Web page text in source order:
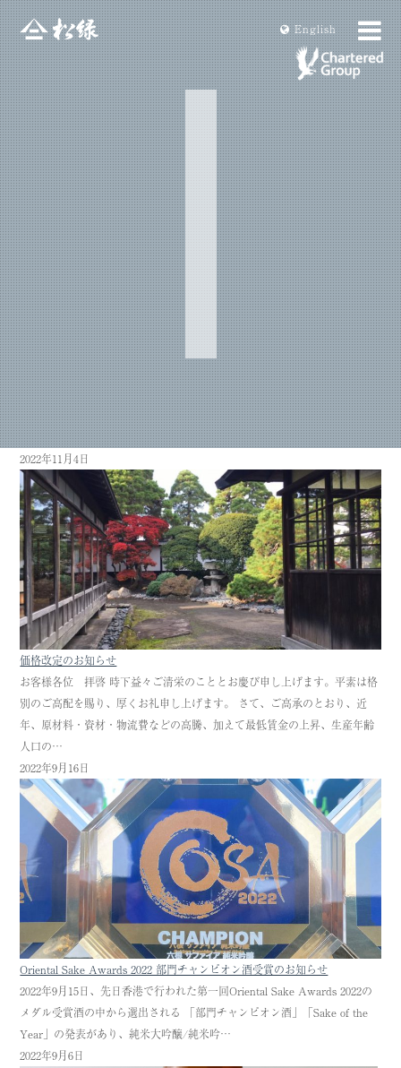
English
2022年11月4日
価格改定のお知らせ
お客様各位 拝啓 時下益々ご清栄のこととお慶び申し上げます。平素は格
別のご高配を賜り、厚くお礼申し上げます。 さて、ご高承のとおり、近
年、原材料・資材・物流費などの高騰、加えて最低賃金の上昇、生産年齢
人口の…
2022年9月16日
Oriental Sake Awards 2022 部門チャンピオン酒受賞のお知らせ
2022年9月15日、先日香港で行われた第一回Oriental Sake Awards 2022の
メダル受賞酒の中から選出される 「部門チャンピオン酒」「Sake of the
Year」の発表があり、純米大吟醸/純米吟…
2022年9月6日